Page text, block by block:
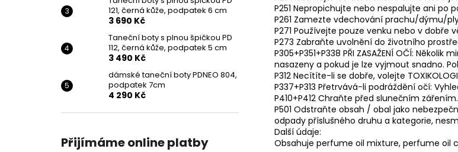
121, černá kůže, podpatek 6 cm
3 690 Kč
Taneční boty s plnou špičkou PD
112, černá kůže, podpatek 5 cm
3 490 Kč
dámské taneční boty PDNEO 804,
podpatek 7cm
4 290 Kč
Přijímáme online platby
P251 Nepropichujte nebo nespalujte ani po
P261 Zamezte vdechování prachu/dýmu/
P271 Používejte pouze venku nebo v dobře
P273 Zabraňte uvolnění do životního
P305+P351+P338 PŘI ZASAŽENÍ OČÍ:
nasazeny a pokud je lze vyjmout snadno.
P312 Necítíte-li se dobře, volejte
P337+P313 Přetrvává-li podráždění očí:
P410+P412 Chraňte před slunečním
P501 Odstraňte obsah / obal jako
odpady příslušného druhu a kategorie,
Další údaje:
Obsahuje perfume oil mixture, perfume oil